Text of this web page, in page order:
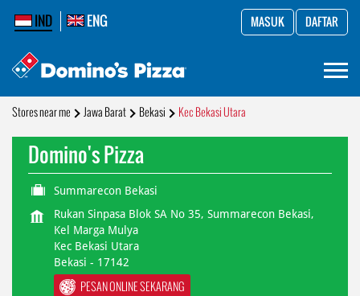
IND ENG MASUK DAFTAR
Stores near me Jawa Barat Bekasi Kec Bekasi Utara
Domino's Pizza
Summarecon Bekasi
Rukan Sinpasa Blok SA No 35, Summarecon Bekasi,
Kel Marga Mulya
Kec Bekasi Utara
Bekasi - 17142
PESAN ONLINE SEKARANG